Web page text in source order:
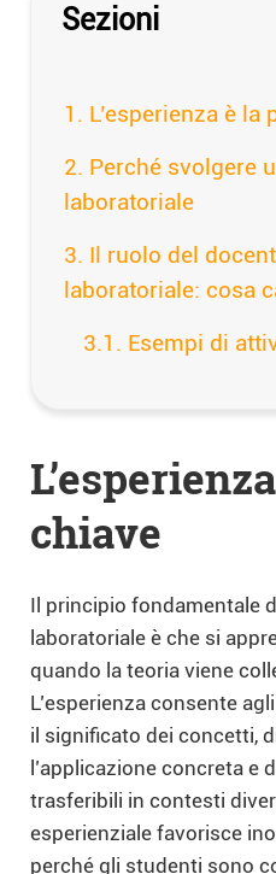
Sezioni
L’esperienza è la
Perché svolgere
laboratoriale
Il ruolo del
laboratoriale: cosa
Esempi di
chiave
Il principio fondamentale
laboratoriale è che si
quando la teoria viene
L’esperienza consente
il significato dei concetti,
l’applicazione concreta e
trasferibili in contesti
esperienziale favorisce
perché gli studenti sono